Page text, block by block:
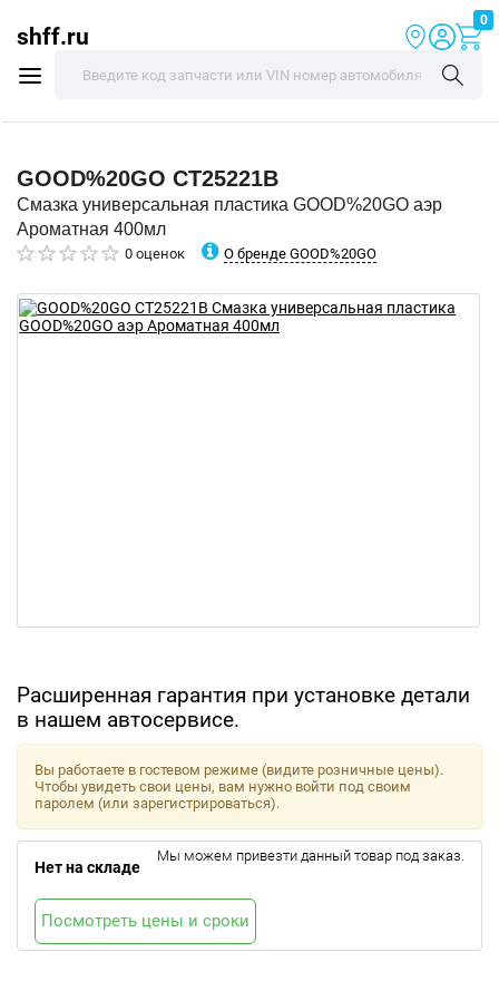
shff.ru
0
GOOD%20GO CT25221B
Смазка универсальная пластика GOOD%20GO аэр
Ароматная 400мл
0 оценок О бренде GOOD%20GO
Расширенная гарантия при установке детали
в нашем автосервисе.
Вы работаете в гостевом режиме (видите розничные цены).
Чтобы увидеть свои цены, вам нужно войти под своим
паролем (или зарегистрироваться).
Нет на складе
Мы можем привезти данный товар под заказ.
Посмотреть цены и сроки